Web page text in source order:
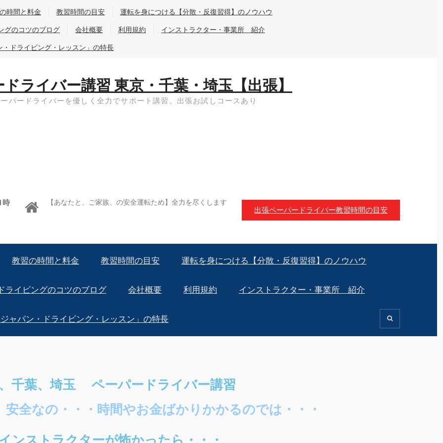
時間と料金 教習時間の目安 運転を身につける【分散・反復習得】のノウハウ
グのコツのブログ 会社概要 利用規約 インストラクター・事業所 紹介
ドライビング・レッスン」の特長
ライバー講習 東京・千葉・埼玉【出張】
パードライバーを優しく全力でサポート講習。出張お試しコースあり
時 【あなたと、ご家族、の安全運転ため】全力を尽くします
出張ペーパードライバー教習時間の目安
教習の時間と料金 教習時間の目安 運転を身につける【分散・反復習得】のノウハウ
ライビングのコツのブログ 会社概要 利用規約 インストラクター・事業所 紹介
ャパン・ドライビング・レッスン」の特長
千葉、埼玉 ペーパードライバー講習
全なの・・・時間やお金ばかりかかるのでは・・・
ンストラクターが怖かったら・・・